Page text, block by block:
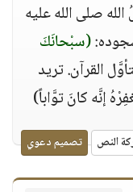
صلى الله عليه
(سبْحانَكَ
القرآن. تريد
إنَّه كانَ توَّاباً)
النص تصميم دعوي